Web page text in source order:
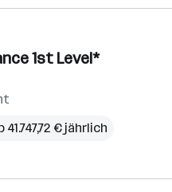
1st Level*
41.747,72 € jährlich